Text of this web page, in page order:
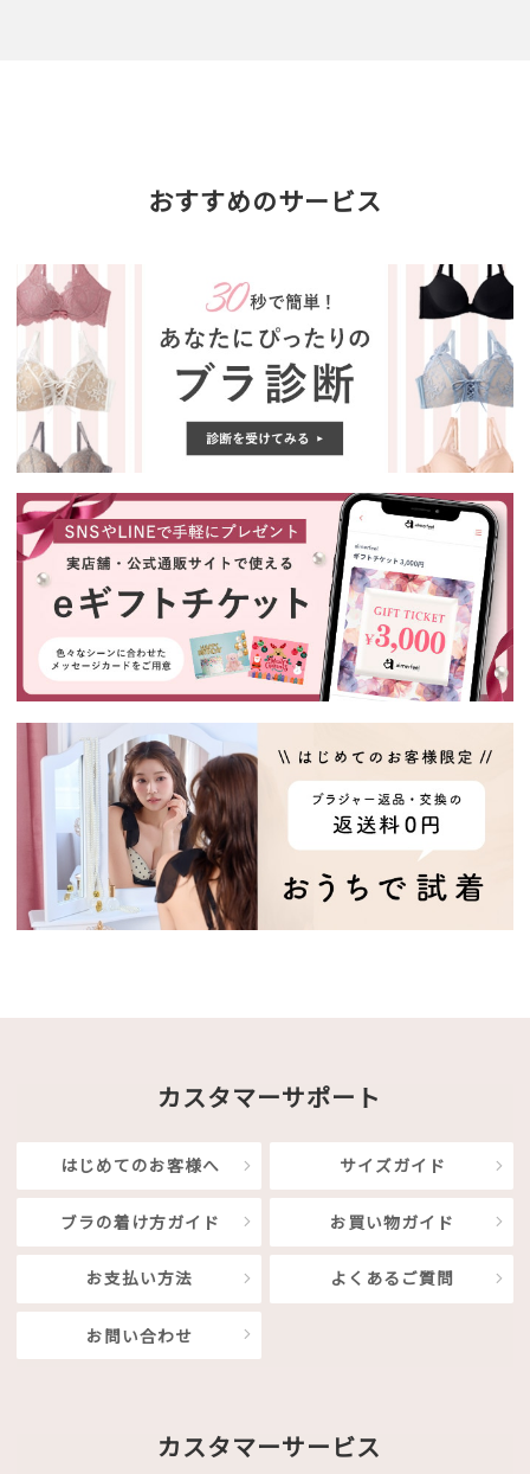
おすすめのサービス
カスタマーサポート
はじめてのお客様へ サイズガイド
ブラの着け方ガイド お買い物ガイド
お支払い方法 よくあるご質問
お問い合わせ
カスタマーサービス